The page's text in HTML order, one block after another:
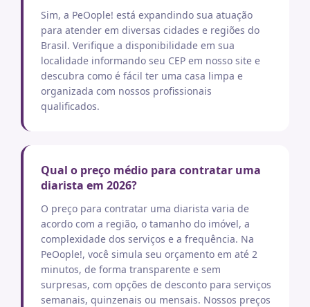
Sim, a PeOople! está expandindo sua atuação
para atender em diversas cidades e regiões do
Brasil. Verifique a disponibilidade em sua
localidade informando seu CEP em nosso site e
descubra como é fácil ter uma casa limpa e
organizada com nossos profissionais
qualificados.
Qual o preço médio para contratar uma
diarista em 2026?
O preço para contratar uma diarista varia de
acordo com a região, o tamanho do imóvel, a
complexidade dos serviços e a frequência. Na
PeOople!, você simula seu orçamento em até 2
minutos, de forma transparente e sem
surpresas, com opções de desconto para serviços
semanais, quinzenais ou mensais. Nossos preços